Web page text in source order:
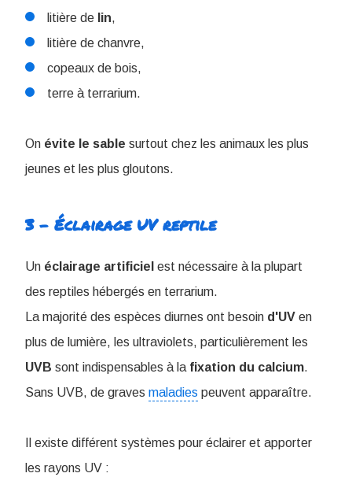
litière de lin,
litière de chanvre,
copeaux de bois,
terre à terrarium.
On évite le sable surtout chez les animaux les plus
jeunes et les plus gloutons.
3 - Éclairage UV reptile
Un éclairage artificiel est nécessaire à la plupart
des reptiles hébergés en terrarium.
La majorité des espèces diurnes ont besoin d'UV en
plus de lumière, les ultraviolets, particulièrement les
UVB sont indispensables à la fixation du calcium.
Sans UVB, de graves maladies peuvent apparaître.
Il existe différent systèmes pour éclairer et apporter
les rayons UV :